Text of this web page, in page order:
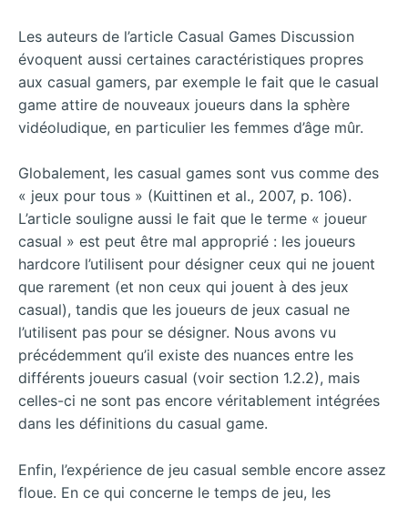
Les auteurs de l’article Casual Games Discussion
évoquent aussi certaines caractéristiques propres
aux casual gamers, par exemple le fait que le casual
game attire de nouveaux joueurs dans la sphère
vidéoludique, en particulier les femmes d’âge mûr.
Globalement, les casual games sont vus comme des
« jeux pour tous » (Kuittinen et al., 2007, p. 106).
L’article souligne aussi le fait que le terme « joueur
casual » est peut être mal approprié : les joueurs
hardcore l’utilisent pour désigner ceux qui ne jouent
que rarement (et non ceux qui jouent à des jeux
casual), tandis que les joueurs de jeux casual ne
l’utilisent pas pour se désigner. Nous avons vu
précédemment qu’il existe des nuances entre les
différents joueurs casual (voir section 1.2.2), mais
celles-ci ne sont pas encore véritablement intégrées
dans les définitions du casual game.
Enfin, l’expérience de jeu casual semble encore assez
floue. En ce qui concerne le temps de jeu, les